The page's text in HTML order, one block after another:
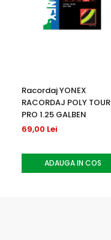
Racordaj YONEX
RACORDAJ POLY TOUR
PRO 1.25 GALBEN
69,00 Lei
ADAUGA IN COS